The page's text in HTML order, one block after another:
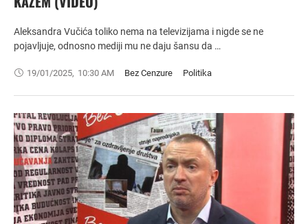
Aleksandra Vučića toliko nema na televizijama i nigde se ne
pojavljuje, odnosno mediji mu ne daju šansu da …
19/01/2025, 10:30 AM Bez Cenzure Politika